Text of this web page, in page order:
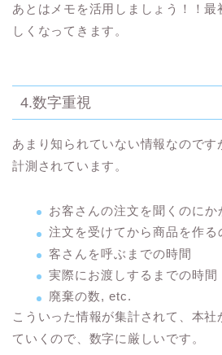
あとはメモを活用しましょう！！最
しくなってきます。
4.数字重視
あまり知られていない情報なので
計測されています。
お客さんの注文を聞くのにか
注文を受けてから商品を作る
客さんを呼ぶまでの時間
実際にお渡しするまでの時間
廃棄の数, etc.
こういった情報が集計されて、本社
ていくので、数字に厳しいです。